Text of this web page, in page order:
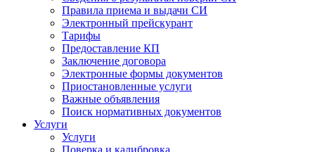
Правила приема и выдачи СИ
Электронный прейскурант
Тарифы
Предоставление КП
Заключение договора
Электронные формы документов
Приостановленные услуги
Важные объявления
Поиск нормативных документов
Услуги
Услуги
Поверка и калибровка